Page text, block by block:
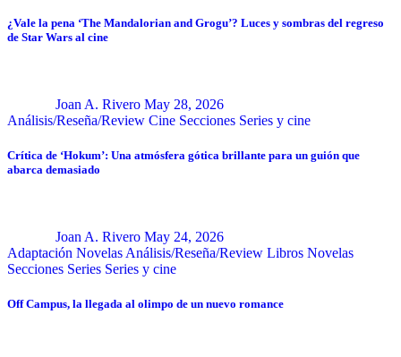
¿Vale la pena ‘The Mandalorian and Grogu’? Luces y sombras del regreso
de Star Wars al cine
Joan A. Rivero May 28, 2026
Análisis/Reseña/Review Cine Secciones Series y cine
Crítica de ‘Hokum’: Una atmósfera gótica brillante para un guión que
abarca demasiado
Joan A. Rivero May 24, 2026
Adaptación Novelas Análisis/Reseña/Review Libros Novelas
Secciones Series Series y cine
Off Campus, la llegada al olimpo de un nuevo romance